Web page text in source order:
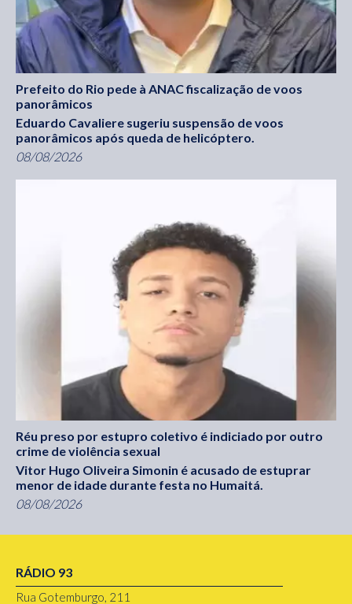
Prefeito do Rio pede à ANAC fiscalização de voos
panorâmicos
Eduardo Cavaliere sugeriu suspensão de voos
panorâmicos após queda de helicóptero.
08/08/2026
Réu preso por estupro coletivo é indiciado por outro
crime de violência sexual
Vitor Hugo Oliveira Simonin é acusado de estuprar
menor de idade durante festa no Humaitá.
08/08/2026
RÁDIO 93
Rua Gotemburgo, 211